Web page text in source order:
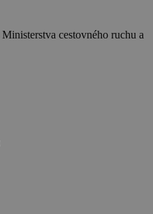
cestovného ruchu a